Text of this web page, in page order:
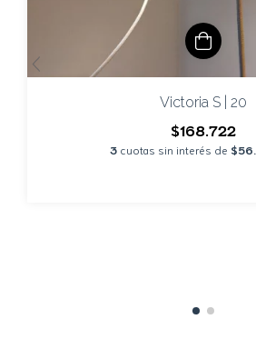
Victoria S | 20
$168.722
3 cuotas sin interés de